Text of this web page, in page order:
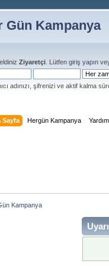
Gün Kampanya
Ziyaretçi . Lütfen giriş yapın
adınızı, şifrenizi ve aktif kalma
Sayfa Hergün Kampanya Yardım
Kampanya